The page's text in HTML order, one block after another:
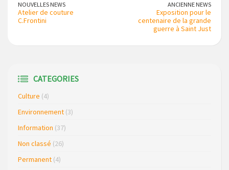
NOUVELLES NEWS
Atelier de couture
C.Frontini
ANCIENNE NEWS
Exposition pour le
centenaire de la grande
guerre à Saint Just
CATEGORIES
Culture (4)
Environnement (3)
Information (37)
Non classé (26)
Permanent (4)